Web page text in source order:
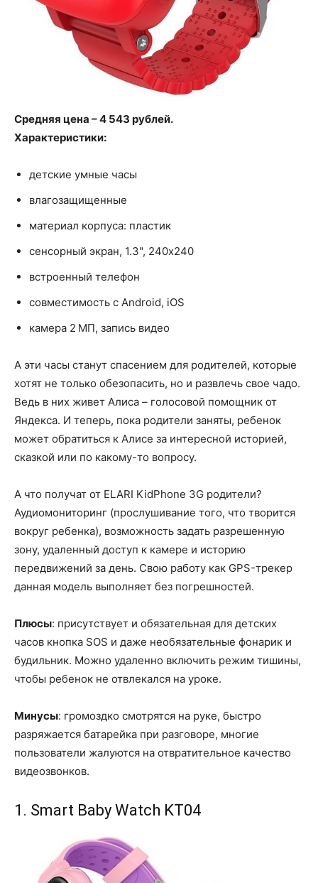
Средняя цена – 4 543 рублей.
Характеристики:
детские умные часы
влагозащищенные
материал корпуса: пластик
сенсорный экран, 1.3", 240x240
встроенный телефон
совместимость с Android, iOS
камера 2 МП, запись видео
А эти часы станут спасением для родителей, которые
хотят не только обезопасить, но и развлечь свое чадо.
Ведь в них живет Алиса – голосовой помощник от
Яндекса. И теперь, пока родители заняты, ребенок
может обратиться к Алисе за интересной историей,
сказкой или по какому-то вопросу.
А что получат от ELARI KidPhone 3G родители?
Аудиомониторинг (прослушивание того, что творится
вокруг ребенка), возможность задать разрешенную
зону, удаленный доступ к камере и историю
передвижений за день. Свою работу как GPS-трекер
данная модель выполняет без погрешностей.
Плюсы: присутствует и обязательная для детских
часов кнопка SOS и даже необязательные фонарик и
будильник. Можно удаленно включить режим тишины,
чтобы ребенок не отвлекался на уроке.
Минусы: громоздко смотрятся на руке, быстро
разряжается батарейка при разговоре, многие
пользователи жалуются на отвратительное качество
видеозвонков.
1. Smart Baby Watch KT04